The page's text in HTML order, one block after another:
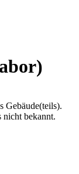
Gebäude(teils).
nicht bekannt.